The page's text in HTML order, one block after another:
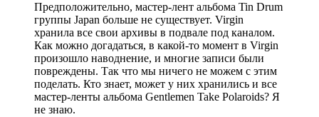
Предположительно, мастер-лент альбома Tin Drum
группы Japan больше не существует. Virgin
хранила все свои архивы в подвале под каналом.
Как можно догадаться, в какой-то момент в Virgin
произошло наводнение, и многие записи были
повреждены. Так что мы ничего не можем с этим
поделать. Кто знает, может у них хранились и все
мастер-ленты альбома Gentlemen Take Polaroids? Я
не знаю.